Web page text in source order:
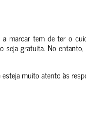
a marcar tem de ter o
gratuita. No
muito atento às